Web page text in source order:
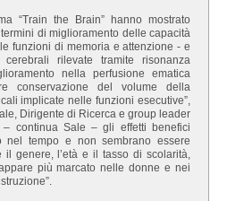
“Train the Brain” hanno mostrato
di miglioramento delle capacità
funzioni di memoria e attenzione - e
rilevate tramite risonanza
nella perfusione ematica
conservazione del volume della
implicate nelle funzioni esecutive”,
Dirigente di Ricerca e group leader
continua Sale – gli effetti benefici
nel tempo e non sembrano essere
il genere, l’età e il tasso di scolarità,
più marcato nelle donne e nei